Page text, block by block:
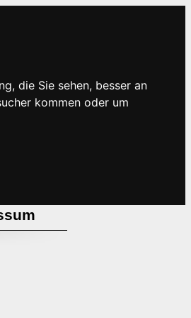
die Sie sehen, besser an
kommen oder um